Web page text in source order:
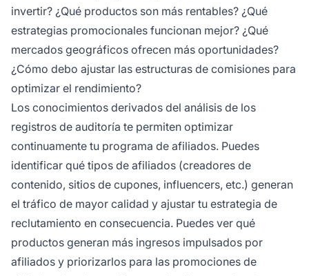
invertir? ¿Qué productos son más rentables? ¿Qué
estrategias promocionales funcionan mejor? ¿Qué
mercados geográficos ofrecen más oportunidades?
¿Cómo debo ajustar las estructuras de comisiones para
optimizar el rendimiento?
Los conocimientos derivados del análisis de los
registros de auditoría te permiten optimizar
continuamente tu programa de afiliados. Puedes
identificar qué tipos de afiliados (creadores de
contenido, sitios de cupones, influencers, etc.) generan
el tráfico de mayor calidad y ajustar tu estrategia de
reclutamiento en consecuencia. Puedes ver qué
productos generan más ingresos impulsados por
afiliados y priorizarlos para las promociones de